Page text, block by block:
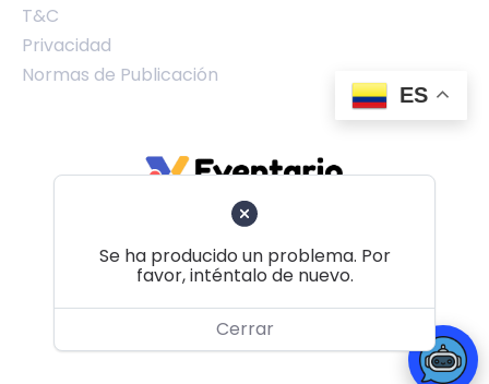
ES
T&C
Privacidad
Normas de Publicación
Volver al principio
© 2026 Eventario Colombia SAS
Se ha producido un problema. Por
favor, inténtalo de nuevo.
Cerrar